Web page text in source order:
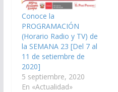
Conoce la
PROGRAMACIÓN
(Horario Radio y TV) de
la SEMANA 23 [Del 7 al
11 de setiembre de
2020]
5 septiembre, 2020
En «Actualidad»